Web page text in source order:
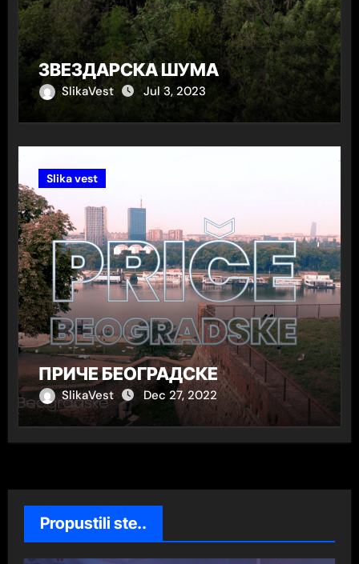
ЗВЕЗДАРСКА ШУМА
SlikaVest Jul 3, 2023
Slika vest
ПРИЧЕ БЕОГРАДСКЕ
SlikaVest Dec 27, 2022
Propustili ste..